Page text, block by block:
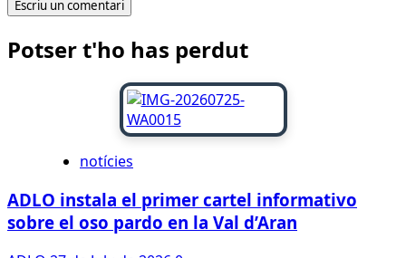
Potser t'ho has perdut
notícies
ADLO instala el primer cartel informativo
sobre el oso pardo en la Val d’Aran